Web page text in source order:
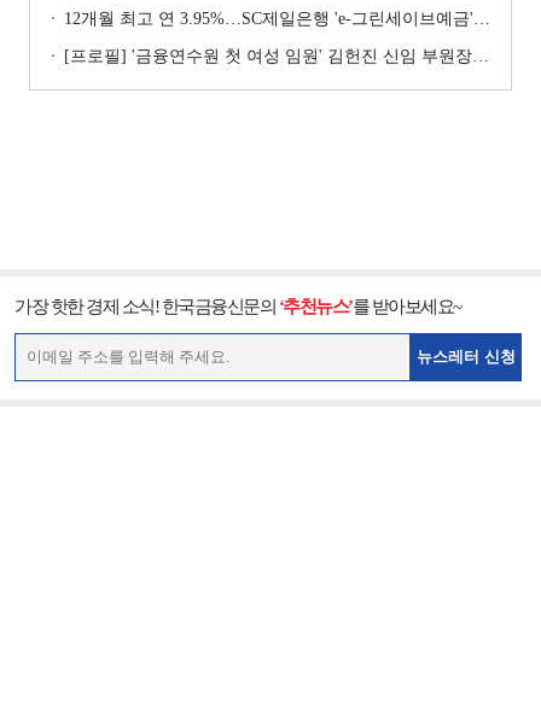
12개월 최고 연 3.95%…SC제일은행 'e-그린세이브예금' [이주의 은행 예금금리-8월 1주]
[프로필] '금융연수원 첫 여성 임원' 김헌진 신임 부원장···교육·디지털·기획 '올라운더'
가장 핫한 경제 소식! 한국금융신문의 ‘추천뉴스’를 받아보세요~
뉴스레터 신청